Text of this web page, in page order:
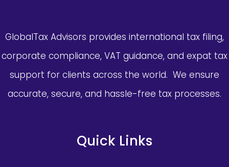
GlobalTax Advisors provides international tax filing,
corporate compliance, VAT guidance, and expat tax
support for clients across the world. We ensure
accurate, secure, and hassle-free tax processes.
Quick Links